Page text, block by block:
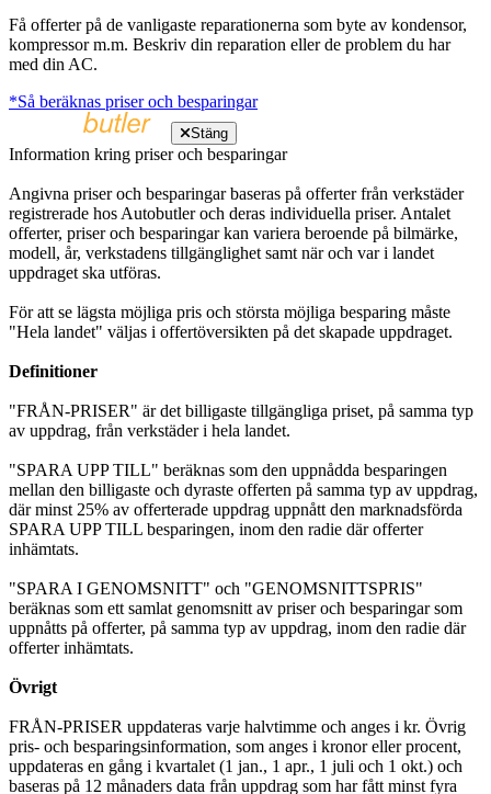
Få offerter på de vanligaste reparationerna som byte av kondensor,
kompressor m.m. Beskriv din reparation eller de problem du har
med din AC.
*Så beräknas priser och besparingar
Stäng
Information kring priser och besparingar
Angivna priser och besparingar baseras på offerter från verkstäder
registrerade hos Autobutler och deras individuella priser. Antalet
offerter, priser och besparingar kan variera beroende på bilmärke,
modell, år, verkstadens tillgänglighet samt när och var i landet
uppdraget ska utföras.
För att se lägsta möjliga pris och största möjliga besparing måste
"Hela landet" väljas i offertöversikten på det skapade uppdraget.
Definitioner
"FRÅN-PRISER" är det billigaste tillgängliga priset, på samma typ
av uppdrag, från verkstäder i hela landet.
"SPARA UPP TILL" beräknas som den uppnådda besparingen
mellan den billigaste och dyraste offerten på samma typ av uppdrag,
där minst 25% av offerterade uppdrag uppnått den marknadsförda
SPARA UPP TILL besparingen, inom den radie där offerter
inhämtats.
"SPARA I GENOMSNITT" och "GENOMSNITTSPRIS"
beräknas som ett samlat genomsnitt av priser och besparingar som
uppnåtts på offerter, på samma typ av uppdrag, inom den radie där
offerter inhämtats.
Övrigt
FRÅN-PRISER uppdateras varje halvtimme och anges i kr. Övrig
pris- och besparingsinformation, som anges i kronor eller procent,
uppdateras en gång i kvartalet (1 jan., 1 apr., 1 juli och 1 okt.) och
baseras på 12 månaders data från uppdrag som har fått minst fyra